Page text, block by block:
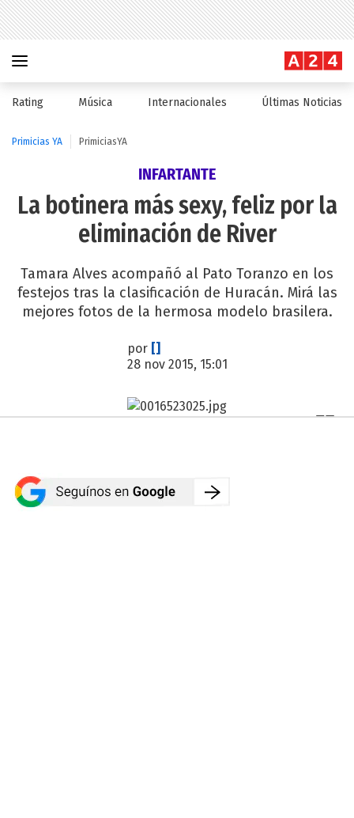
Rating Música Internacionales Últimas Noticias
Primicias YA PrimiciasYA
INFARTANTE
La botinera más sexy, feliz por la
eliminación de River
Tamara Alves acompañó al Pato Toranzo en los
festejos tras la clasificación de Huracán. Mirá las
mejores fotos de la hermosa modelo brasilera.
por []
28 nov 2015, 15:01